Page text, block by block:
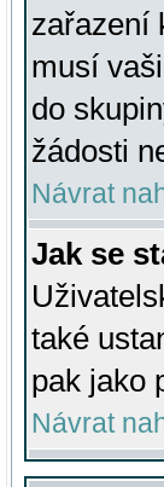
zařazení
musí
do
žádosti
Návrat
Jak se
také
pak jako
Návrat